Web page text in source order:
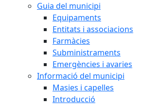
Guia del municipi
Equipaments
Entitats i associacions
Farmàcies
Subministraments
Emergències i avaries
Informació del municipi
Masies i capelles
Introducció